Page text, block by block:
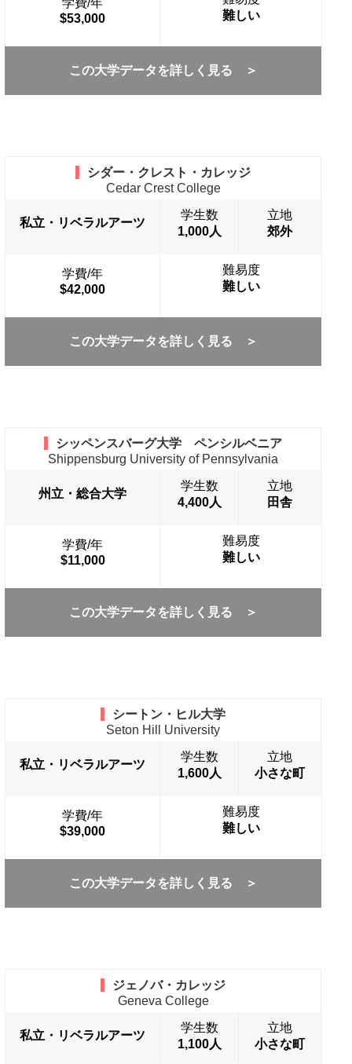
$53,000
難しい
この大学データを詳しく見る ＞
シダー・クレスト・カレッジ
Cedar Crest College
私立・リベラルアーツ
学生数
1,000人
立地
郊外
学費/年
$42,000
難易度
難しい
この大学データを詳しく見る ＞
シッペンスバーグ大学 ペンシルベニア
Shippensburg University of Pennsylvania
州立・総合大学
学生数
4,400人
立地
田舎
学費/年
$11,000
難易度
難しい
この大学データを詳しく見る ＞
シートン・ヒル大学
Seton Hill University
私立・リベラルアーツ
学生数
1,600人
立地
小さな町
学費/年
$39,000
難易度
難しい
この大学データを詳しく見る ＞
ジェノバ・カレッジ
Geneva College
私立・リベラルアーツ
学生数
1,100人
立地
小さな町